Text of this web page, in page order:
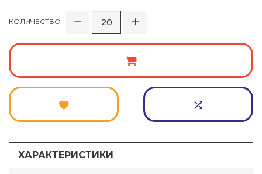
КОЛИЧЕСТВО
ХАРАКТЕРИСТИКИ